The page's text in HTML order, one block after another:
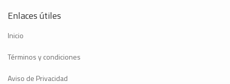
Enlaces útiles
Inicio
Términos y condiciones
Aviso de Privacidad